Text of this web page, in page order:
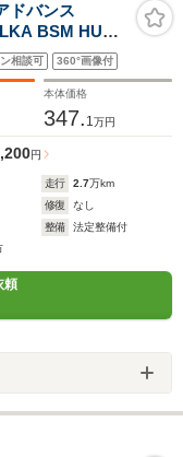
ドバンス
BSM HUD
メラ 黒革 M付
ジシート LED
ンチAW ドラ
相談可 360°画像付
本体価格
347. 1万円
円
走行 2.7万km
修復
なし
整備
法定整備付
頼